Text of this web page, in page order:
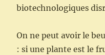
biotechnologiques
On ne peut avoir le
: si une plante est le